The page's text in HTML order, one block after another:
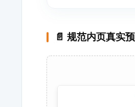
📄 规范内页真实